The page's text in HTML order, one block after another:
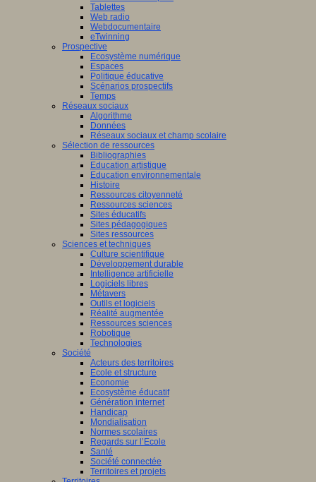
Tablettes
Web radio
Webdocumentaire
eTwinning
Prospective
Ecosystème numérique
Espaces
Politique éducative
Scénarios prospectifs
Temps
Réseaux sociaux
Algorithme
Données
Réseaux sociaux et champ scolaire
Sélection de ressources
Bibliographies
Education artistique
Education environnementale
Histoire
Ressources citoyenneté
Ressources sciences
Sites éducatifs
Sites pédagogiques
Sites ressources
Sciences et techniques
Culture scientifique
Développement durable
Intelligence artificielle
Logiciels libres
Métavers
Outils et logiciels
Réalité augmentée
Ressources sciences
Robotique
Technologies
Société
Acteurs des territoires
Ecole et structure
Economie
Ecosystème éducatif
Génération internet
Handicap
Mondialisation
Normes scolaires
Regards sur l’Ecole
Santé
Société connectée
Territoires et projets